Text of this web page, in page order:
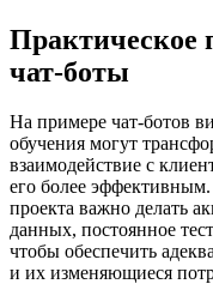
Практическое
чат-боты
На примере чат-ботов
обучения могут
взаимодействие с
его более
проекта важно делать
данных, постоянное
чтобы обеспечить
и их изменяющиеся